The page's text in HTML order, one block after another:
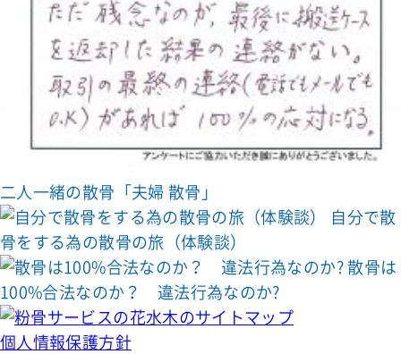
二人一緒の散骨「夫婦 散骨」
自分で散
骨をする為の散骨の旅（体験談）
散骨は
100%合法なのか？ 違法行為なのか?
個人情報保護方針